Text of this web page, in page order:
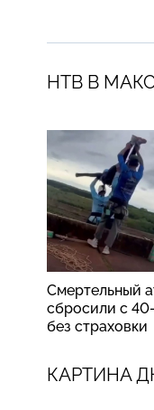
НТВ В
Смертельный
сбросили с
без страховки
КАРТИНА